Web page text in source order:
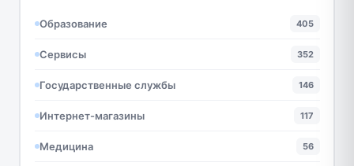
Образование 405
Сервисы 352
Государственные службы 146
Интернет-магазины 117
Медицина 56